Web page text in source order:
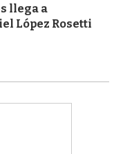
llega a
López Rosetti